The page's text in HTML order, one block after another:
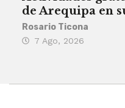
de Arequipa en
Rosario Ticona
7 Ago, 2026